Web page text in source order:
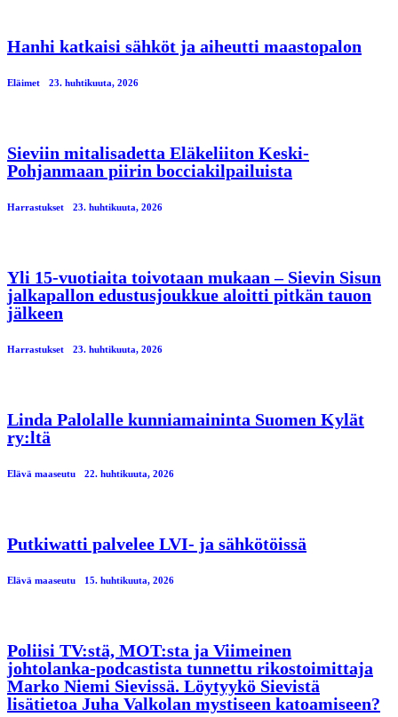
Hanhi katkaisi sähköt ja aiheutti maastopalon
Eläimet 23. huhtikuuta, 2026
Sieviin mitalisadetta Eläkeliiton Keski-
Pohjanmaan piirin bocciakilpailuista
Harrastukset 23. huhtikuuta, 2026
Yli 15-vuotiaita toivotaan mukaan – Sievin Sisun
jalkapallon edustusjoukkue aloitti pitkän tauon
jälkeen
Harrastukset 23. huhtikuuta, 2026
Linda Palolalle kunniamaininta Suomen Kylät
ry:ltä
Elävä maaseutu 22. huhtikuuta, 2026
Putkiwatti palvelee LVI- ja sähkötöissä
Elävä maaseutu 15. huhtikuuta, 2026
Poliisi TV:stä, MOT:sta ja Viimeinen
johtolanka-podcastista tunnettu rikostoimittaja
Marko Niemi Sievissä. Löytyykö Sievistä
lisätietoa Juha Valkolan mystiseen katoamiseen?